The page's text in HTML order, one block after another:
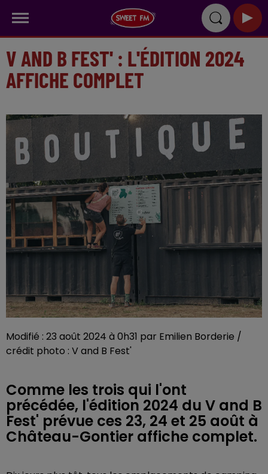
V AND B FEST' : L'ÉDITION 2024
AFFICHE COMPLET
Modifié : 23 août 2024 à 0h31 par Emilien Borderie /
crédit photo : V and B Fest'
Comme les trois qui l'ont
précédée, l'édition 2024 du V and B
Fest' prévue ces 23, 24 et 25 août à
Château-Gontier affiche complet.